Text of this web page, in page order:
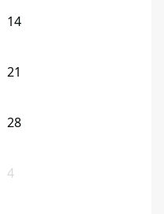
14
21
28
4